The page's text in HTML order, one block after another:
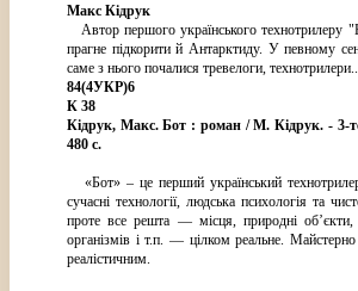
Макс Кідрук
Автор першого українського технотрилеру
прагне підкорити й Антарктиду. У певному
саме з нього почалися тревелоги, технотрилери...
84(4УКР)6
К 38
Кідрук, Макс. Бот : роман / М. Кідрук. - 3-
480 с.
«Бот» – це перший український
сучасні технології, людська психологія та
проте все решта — місця, природні об’єкти,
організмів і т.п. — цілком реальне.
реалістичним.